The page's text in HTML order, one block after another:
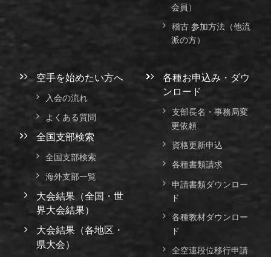
会員）
稽古 参加方法（他流
派の方）
空手を始めたい方へ
入会の流れ
よくある質問
全国支部検索
全国支部検索
海外支部一覧
大会結果（全国・世
界大会結果）
大会結果（各地区・
県大会）
各種お申込み・ダウ
ンロード
支部長名・事務局変
更依頼
資格更新申込
各種書類請求
申請書類ダウンロー
ド
各種教材ダウンロー
ド
全空連段位移行申請